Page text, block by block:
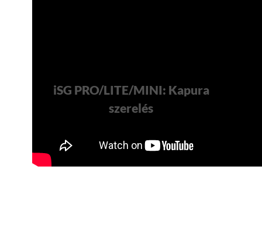
iSG PRO/LITE/MINI: Kapura
szerelés